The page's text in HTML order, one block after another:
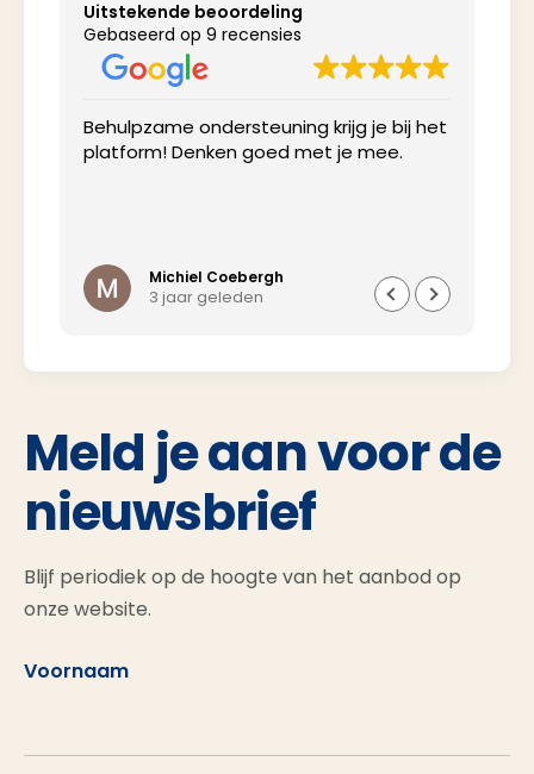
Uitstekende beoordeling
Gebaseerd op 9 recensies
Behulpzame ondersteuning krijg je bij het
platform! Denken goed met je mee.
Michiel Coebergh
3 jaar geleden
Meld je aan voor de
nieuwsbrief
Blijf periodiek op de hoogte van het aanbod op
onze website.
Voornaam